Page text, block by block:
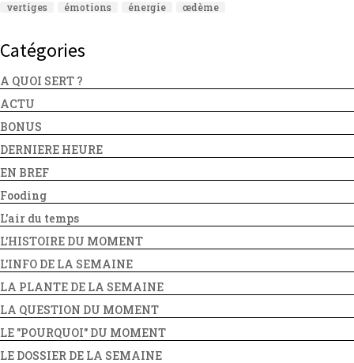
vertiges
émotions énergie œdème
Catégories
A QUOI SERT ?
ACTU
BONUS
DERNIERE HEURE
EN BREF
Fooding
L'air du temps
L'HISTOIRE DU MOMENT
L'INFO DE LA SEMAINE
LA PLANTE DE LA SEMAINE
LA QUESTION DU MOMENT
LE "POURQUOI" DU MOMENT
LE DOSSIER DE LA SEMAINE